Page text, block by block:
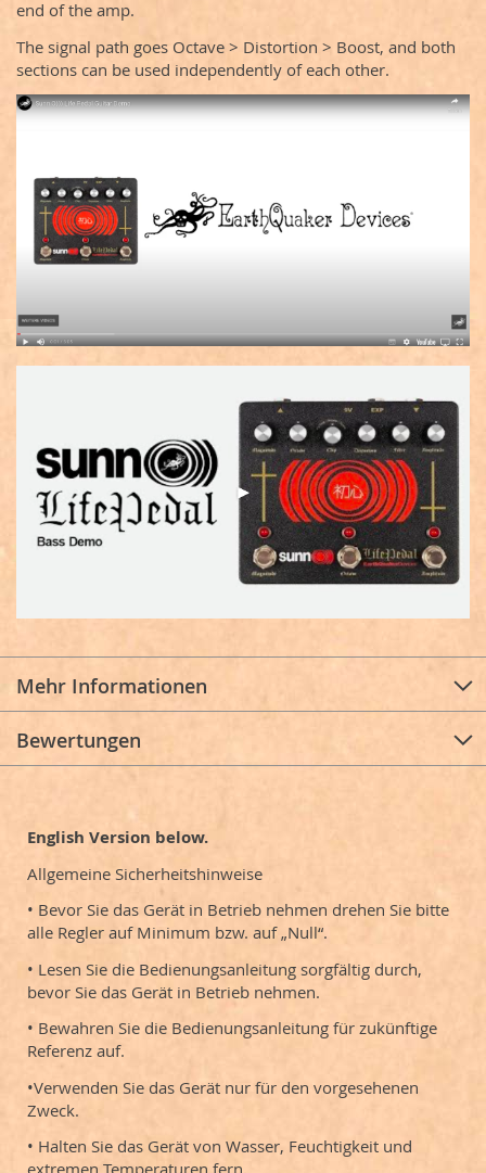
end of the amp.
The signal path goes Octave > Distortion > Boost, and both
sections can be used independently of each other.
Mehr Informationen
Bewertungen
English Version below.
Allgemeine Sicherheitshinweise
• Bevor Sie das Gerät in Betrieb nehmen drehen Sie bitte
alle Regler auf Minimum bzw. auf „Null“.
• Lesen Sie die Bedienungsanleitung sorgfältig durch,
bevor Sie das Gerät in Betrieb nehmen.
• Bewahren Sie die Bedienungsanleitung für zukünftige
Referenz auf.
•Verwenden Sie das Gerät nur für den vorgesehenen
Zweck.
• Halten Sie das Gerät von Wasser, Feuchtigkeit und